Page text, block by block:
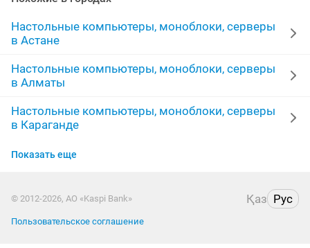
4 ядра комплект компьютера
1tb блок компьютера
комплект пк пк компьютер
игры компьютера
Настольные компьютеры, моноблоки, серверы
в Астане
Настольные компьютеры, моноблоки, серверы
в Алматы
Настольные компьютеры, моноблоки, серверы
в Караганде
Настольные компьютеры, моноблоки, серверы
Настольные компьютеры, моноблоки, серверы
Показать еще
© 2012-2026, АО «Kaspi Bank» Қаз Рус
Пользовательское соглашение